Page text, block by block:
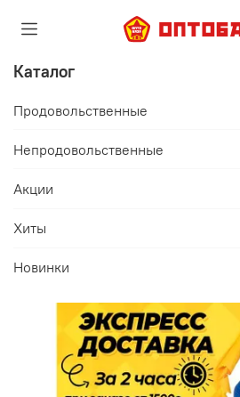
Каталог
Продовольственные
Непродовольственные
Акции
Хиты
Новинки